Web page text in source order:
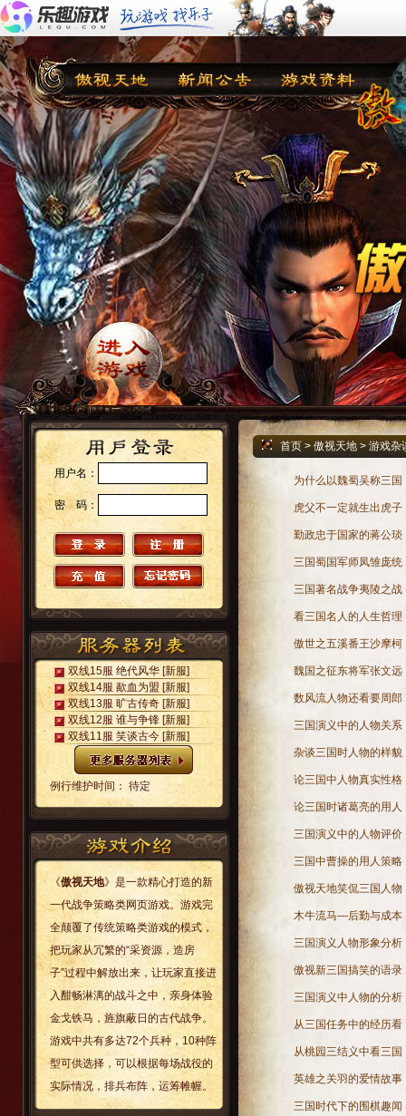
用户名：
密 码：
双线15服 绝代风华 [新服]
双线14服 歃血为盟 [新服]
双线13服 旷古传奇 [新服]
双线12服 谁与争锋 [新服]
双线11服 笑谈古今 [新服]
例行维护时间： 待定
《傲视天地》是一款精心打造的新
一代战争策略类网页游戏。游戏完
全颠覆了传统策略类游戏的模式，
把玩家从冗繁的“采资源，造房
子”过程中解放出来，让玩家直接进
入酣畅淋漓的战斗之中，亲身体验
金戈铁马，旌旗蔽日的古代战争。
游戏中共有多达72个兵种，10种阵
型可供选择，可以根据每场战役的
实际情况，排兵布阵，运筹帷幄。
首页 > 傲视天地 > 游戏杂
为什么以魏蜀吴称三国
虎父不一定就生出虎子
勤政忠于国家的蒋公琰
三国蜀国军师凤雏庞统
三国著名战争夷陵之战
看三国名人的人生哲理
傲世之五溪番王沙摩柯
魏国之征东将军张文远
数风流人物还看要周郎
三国演义中的人物关系
杂谈三国时人物的样貌
论三国中人物真实性格
论三国时诸葛亮的用人
三国演义中的人物评价
三国中曹操的用人策略
傲视天地笑侃三国人物
木牛流马—后勤与成本
三国演义人物形象分析
傲视新三国搞笑的语录
三国演义中人物的分析
从三国任务中的经历看
从桃园三结义中看三国
英雄之关羽的爱情故事
三国时代下的围棋趣闻